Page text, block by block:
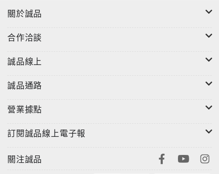
關於誠品
合作洽談
誠品線上
誠品通路
營業據點
訂閱誠品線上電子報
關注誠品